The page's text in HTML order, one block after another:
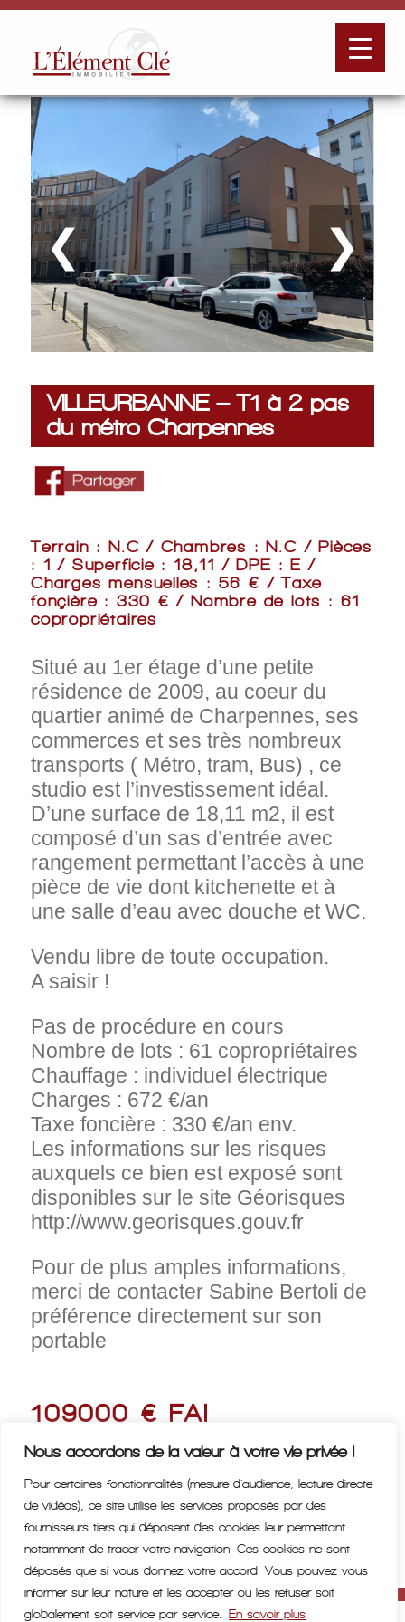
Nous accordons de la valeur à votre vie privée !
Pour certaines fonctionnalités (mesure d'audience, lecture directe
de vidéos), ce site utilise les services proposés par des
fournisseurs tiers qui déposent des cookies leur permettant
notamment de tracer votre navigation. Ces cookies ne sont
déposés que si vous donnez votre accord. Vous pouvez vous
informer sur leur nature et les accepter ou les refuser soit
globalement soit service par service.
En savoir plus
❮ ❯
VILLEURBANNE – T1 à 2 pas
du métro Charpennes
Terrain : N.C / Chambres : N.C / Pièces
: 1 / Superficie : 18,11 / DPE : E /
Charges mensuelles : 56 € / Taxe
fonçière : 330 € / Nombre de lots : 61
copropriétaires
Situé au 1er étage d’une petite
résidence de 2009, au coeur du
quartier animé de Charpennes, ses
commerces et ses très nombreux
transports ( Métro, tram, Bus) , ce
studio est l’investissement idéal.
D’une surface de 18,11 m2, il est
composé d’un sas d’entrée avec
rangement permettant l’accès à une
pièce de vie dont kitchenette et à
une salle d’eau avec douche et WC.
Vendu libre de toute occupation.
A saisir !
Pas de procédure en cours
Nombre de lots : 61 copropriétaires
Chauffage : individuel électrique
Charges : 672 €/an
Taxe foncière : 330 €/an env.
Les informations sur les risques
auxquels ce bien est exposé sont
disponibles sur le site Géorisques
http://www.georisques.gouv.fr
Pour de plus amples informations,
merci de contacter Sabine Bertoli de
préférence directement sur son
portable
109000 € FAI
Nous contacter >